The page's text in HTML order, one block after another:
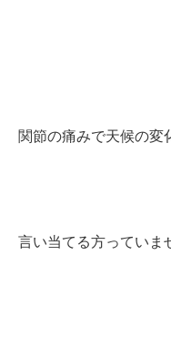
関節の痛みで天候の変
言い当てる方っていま